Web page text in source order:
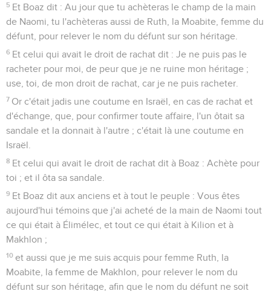
5 Et Boaz dit : Au jour que tu achèteras le champ de la main
de Naomi, tu l'achèteras aussi de Ruth, la Moabite, femme du
défunt, pour relever le nom du défunt sur son héritage.
6 Et celui qui avait le droit de rachat dit : Je ne puis pas le
racheter pour moi, de peur que je ne ruine mon héritage ;
use, toi, de mon droit de rachat, car je ne puis racheter.
7 Or c'était jadis une coutume en Israël, en cas de rachat et
d'échange, que, pour confirmer toute affaire, l'un ôtait sa
sandale et la donnait à l'autre ; c'était là une coutume en
Israël.
8 Et celui qui avait le droit de rachat dit à Boaz : Achète pour
toi ; et il ôta sa sandale.
9 Et Boaz dit aux anciens et à tout le peuple : Vous êtes
aujourd'hui témoins que j'ai acheté de la main de Naomi tout
ce qui était à Élimélec, et tout ce qui était à Kilion et à
Makhlon ;
10 et aussi que je me suis acquis pour femme Ruth, la
Moabite, la femme de Makhlon, pour relever le nom du
défunt sur son héritage, afin que le nom du défunt ne soit